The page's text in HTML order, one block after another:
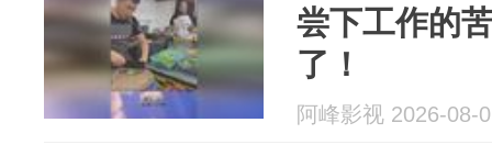
尝下工作的
了！
阿峰影视 2026-08-